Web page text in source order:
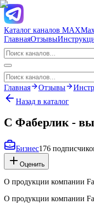
Каталог каналов MAX
ГлавнаяОтзывы
Главная Отзывы
Назад в каталог
С Фаберлик -
Бизнес176
Оценить
О продукции компании
О продукции компании